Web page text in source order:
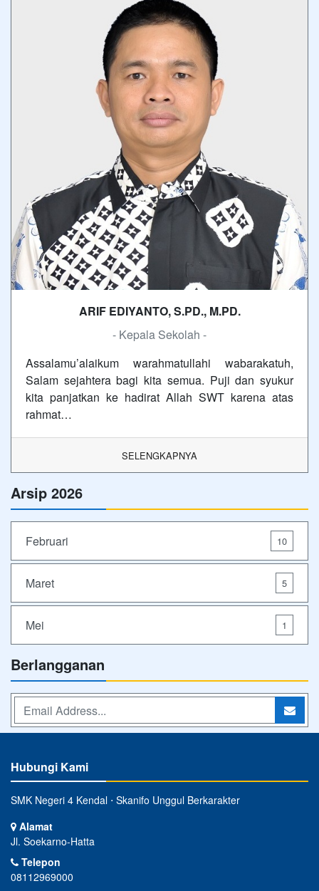
ARIF EDIYANTO, S.PD., M.PD.
- Kepala Sekolah -
Assalamu’alaikum warahmatullahi wabarakatuh,
Salam sejahtera bagi kita semua. Puji dan syukur
kita panjatkan ke hadirat Allah SWT karena atas
rahmat…
SELENGKAPNYA
Arsip 2026
Februari 10
Maret 5
Mei 1
Berlangganan
Hubungi Kami
SMK Negeri 4 Kendal ⋅ Skanifo Unggul Berkarakter
Alamat
Jl. Soekarno-Hatta
Telepon
08112969000